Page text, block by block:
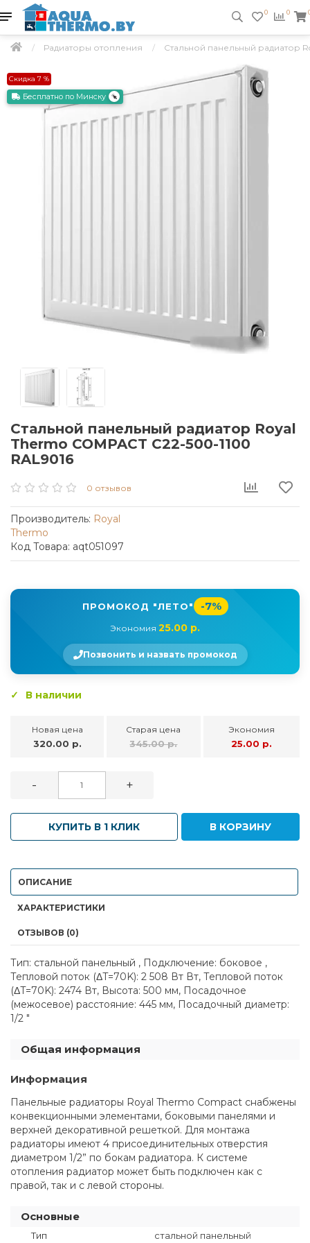
0 0
Радиаторы отопления Стальной панельный радиатор
Скидка 7 %
Бесплатно по Минску
Стальной панельный радиатор Royal
Thermo COMPACT C22-500-1100
RAL9016
0 отзывов
Производитель: Royal
Thermo
Код Товара: aqt051097
ПРОМОКОД "ЛЕТО" -7%
Экономия 25.00 р.
Позвонить и назвать промокод
В наличии
Новая цена
320.00 р.
Старая цена
345.00 р.
Экономия
25.00 р.
- +
КУПИТЬ В 1 КЛИК В КОРЗИНУ
ОПИСАНИЕ
ХАРАКТЕРИСТИКИ
ОТЗЫВОВ (0)
Тип: стальной панельный , Подключение: боковое ,
Тепловой поток (ΔT=70K): 2 508 Вт Вт, Тепловой поток
(ΔT=70K): 2474 Вт, Высота: 500 мм, Посадочное
(межосевое) расстояние: 445 мм, Посадочный диаметр:
1/2 "
Общая информация
Информация
Панельные радиаторы Royal Thermo Compact снабжены
конвекционными элементами, боковыми панелями и
верхней декоративной решеткой. Для монтажа
радиаторы имеют 4 присоединительных отверстия
диаметром 1/2” по бокам радиатора. К системе
отопления радиатор может быть подключен как с
правой, так и с левой стороны.
Основные
Тип стальной панельный